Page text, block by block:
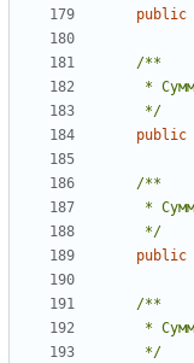
public
     */
public
     */
public
     */